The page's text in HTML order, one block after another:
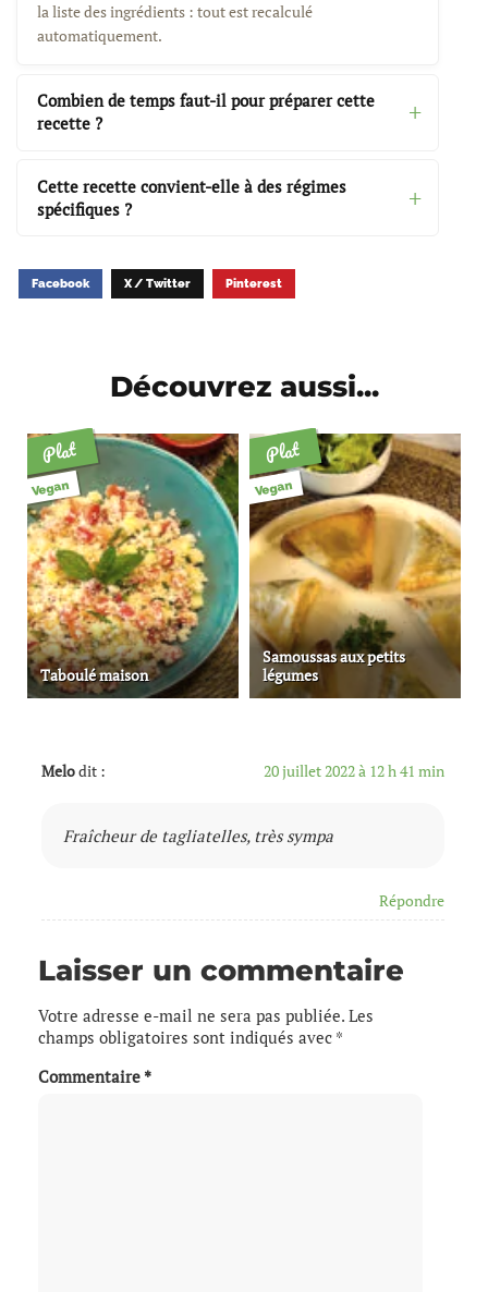
la liste des ingrédients : tout est recalculé
automatiquement.
Combien de temps faut-il pour préparer cette
recette ?
Cette recette convient-elle à des régimes
spécifiques ?
Facebook X / Twitter Pinterest
Découvrez aussi...
Plat
Vegan
Taboulé maison
Plat
Vegan
Samoussas aux petits
légumes
Melodit : 20 juillet 2022 à 12 h 41 min
Fraîcheur de tagliatelles, très sympa
Répondre
Laisser un commentaire
Votre adresse e-mail ne sera pas publiée. Les
champs obligatoires sont indiqués avec *
Commentaire *